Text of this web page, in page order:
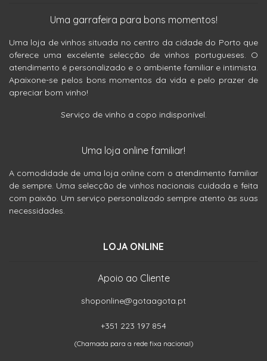
Uma garrafeira para bons momentos!
Uma loja de vinhos situada no centro da cidade do Porto que
oferece uma excelente selecção de vinhos portugueses. O
atendimento é personalizado e o ambiente familiar e intimista.
Apaixone-se pelos bons momentos da vida e pelo prazer de
apreciar bom vinho!
Serviço de vinho a copo indisponível.
Uma loja online familiar!
A comodidade de uma loja online com o atendimento familiar
de sempre. Uma selecção de vinhos nacionais cuidada e feita
com paixão. Um serviço personalizado sempre atento às suas
necessidades.
LOJA ONLINE
Apoio ao Cliente
shoponline@gotaagota.pt
+351 223 197 854
(Chamada para a rede fixa nacional)